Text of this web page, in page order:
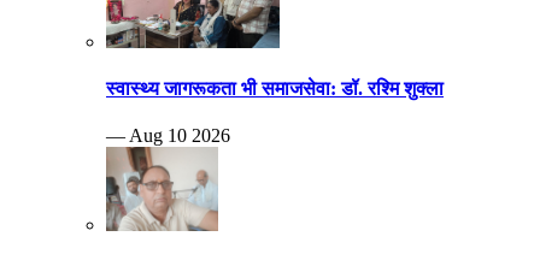
स्वास्थ्य जागरूकता भी समाजसेवा: डॉ. रश्मि शुक्ला
— Aug 10 2026